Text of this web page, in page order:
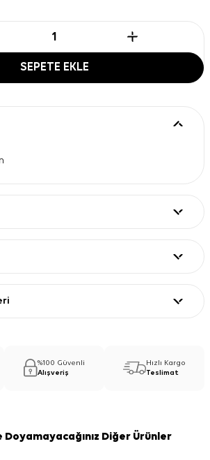
SEPETE EKLE
%100 Güvenli
Alışveriş
Hızlı Kargo
Teslimat
Diğer Ürünler